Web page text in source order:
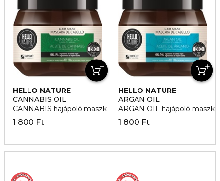
HELLO NATURE
CANNABIS OIL
CANNABIS hajápoló maszk
1 800 Ft
HELLO NATURE
ARGAN OIL
ARGAN OIL hajápoló maszk
1 800 Ft